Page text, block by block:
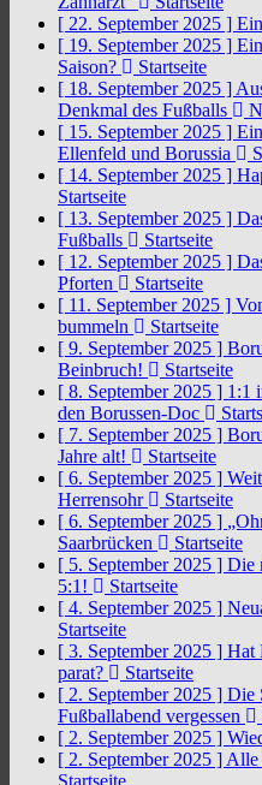
[ 22. September 2025 ]
[ 19. September 2025 ]
Saison?
Startseite
[ 18. September 2025 ]
Denkmal des Fußballs
[ 15. September 2025 ]
Ellenfeld und Borussia
[ 14. September 2025 ]
Startseite
[ 13. September 2025 ]
Fußballs
Startseite
[ 12. September 2025 ]
Pforten
Startseite
[ 11. September 2025 ]
bummeln
Startseite
[ 9. September 2025 ]
Beinbruch!
Startseite
[ 8. September 2025 ] 1:1
den Borussen-Doc
[ 7. September 2025 ]
Jahre alt!
Startseite
[ 6. September 2025 ]
Herrensohr
Startseite
[ 6. September 2025 ]
Saarbrücken
Startseite
[ 5. September 2025 ] Die
5:1!
Startseite
[ 4. September 2025 ]
Startseite
[ 3. September 2025 ] Hat
parat?
Startseite
[ 2. September 2025 ] Die
Fußballabend vergessen
[ 2. September 2025 ]
[ 2. September 2025 ] Alle
Startseite